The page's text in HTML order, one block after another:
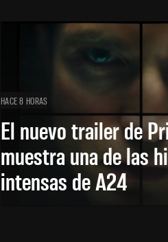
HACE 8 HORAS
El nuevo trailer de
muestra una de las
intensas de A24